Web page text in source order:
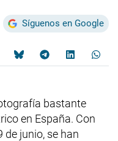
Síguenos en Google
bastante
en España. Con
junio, se han